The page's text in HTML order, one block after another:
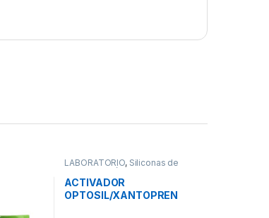
LABORATORIO, Siliconas de
Condensación de Laboratorio
ACTIVADOR
OPTOSIL/XANTOPREN